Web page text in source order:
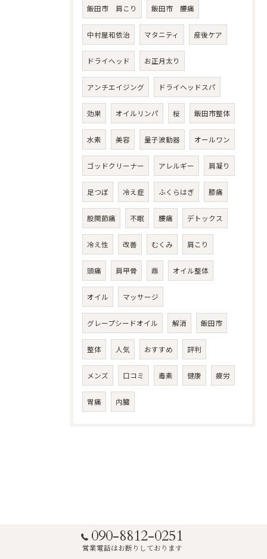
飯田市 肩こり 飯田市 腰痛
中村屋和依治 マタニティ 産後ケア
ドライヘッド お正月太り
アンチエイジング ドライヘッドスパ
効果 オイルリンパ 桜 飯田市整体
水素 美容 量子波動器 オールワン
ゴッドクリーナー アレルギー 肩凝り
足つぼ 冷え症 ふくらはぎ 膝痛
股関節痛 不眠 腰痛 デトックス
冷え性 改善 むくみ 肩こり
頭痛 肩甲骨 鼎 オイル整体
オイル マッサージ
グレープシードオイル 解消 飯田市
整体 人気 おすすめ 評判
メンズ 口コミ 毒素 健康 疲労
胃痛 内臓
090-8812-0251
営業電話はお断りしております